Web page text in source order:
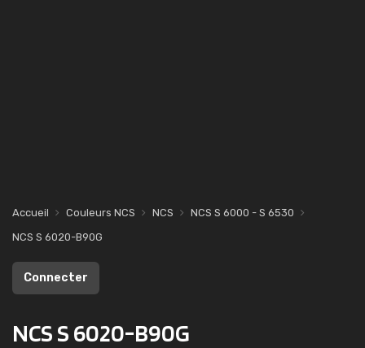
Accueil Couleurs NCS NCS
NCS S 6000 - S 6530
NCS S 6020-B90G
Connecter
NCS S 6020-B90G